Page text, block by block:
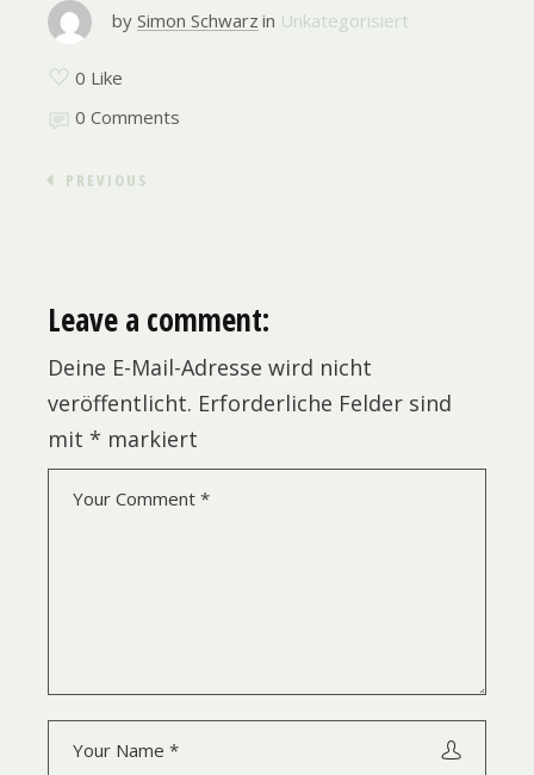
by Simon Schwarz in Unkategorisiert
0 Like
0 Comments
PREVIOUS
Leave a comment:
Deine E-Mail-Adresse wird nicht
veröffentlicht. Erforderliche Felder sind
mit* markiert